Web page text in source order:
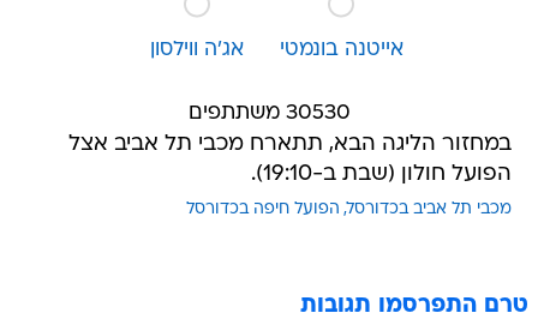
אייטנה בונמטי אג'ה ווילסון
30530 משתתפים
במחזור הליגה הבא, תתארח מכבי תל אביב אצל
הפועל חולון (שבת ב-19:10).
מכבי תל אביב בכדורסל הפועל חיפה בכדורסל
טרם התפרסמו תגובות